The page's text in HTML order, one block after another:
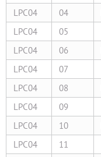
LPC04 04
LPC04
05
LPC04
06
LPC04
07
LPC04
08
LPC04
09
LPC04
10
LPC04
11